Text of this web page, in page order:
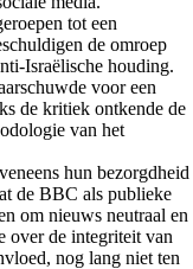
tot een
de omroep
Israëlische houding.
voor een
de kritiek ontkende de
van het
hun bezorgdheid
de BBC als publieke
om nieuws neutraal en
over de integriteit van
nog lang niet ten